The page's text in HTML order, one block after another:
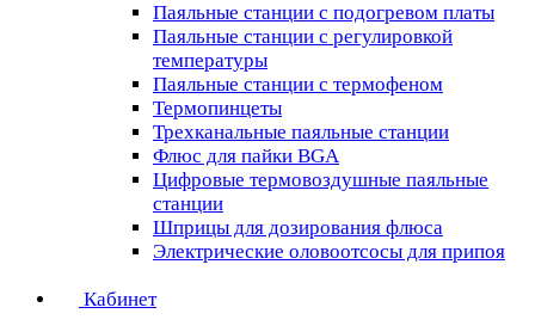
Паяльные станции с подогревом платы
Паяльные станции с регулировкой
температуры
Паяльные станции с термофеном
Термопинцеты
Трехканальные паяльные станции
Флюс для пайки BGA
Цифровые термовоздушные паяльные
станции
Шприцы для дозирования флюса
Электрические оловоотсосы для припоя
Кабинет